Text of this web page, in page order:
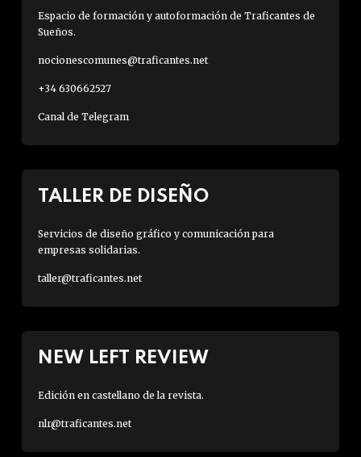
Espacio de formación y autoformación de Traficantes de
Sueños.
nocionescomunes@traficantes.net
+34 630662527
Canal de Telegram
TALLER DE DISEÑO
Servicios de diseño gráfico y comunicación para
empresas solidarias.
taller@traficantes.net
NEW LEFT REVIEW
Edición en castellano de la revista.
nlr@traficantes.net